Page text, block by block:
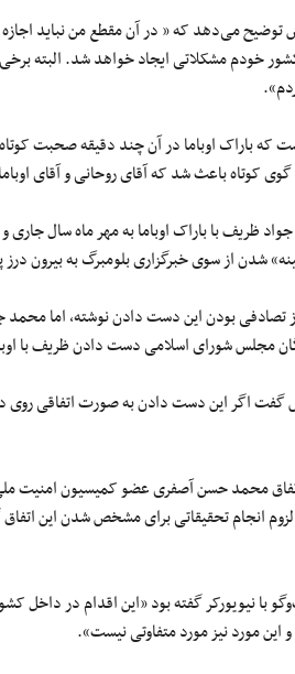
توضیح می‌دهد که «در آن مقطع من نباید
خودم مشکلاتی ایجاد خواهد شد. البته
که باراک اوباما در آن چند دقیقه صحبت
کوتاه باعث شد که آقای روحانی و آقای
ظریف با باراک اوباما به مهر ماه سال جاری
شدن از سوی خبرگزاری بلومبرگ به بیرون درز
از تصادفی بودن این دست دادن نوشته، اما
مجلس شورای اسلامی دست دادن ظریف با
گفت اگر این دست دادن به صورت اتفاقی روی
اتفاق محمد حسن آصفری عضو کمیسیون امنیت
انجام تحقیقاتی برای مشخص شدن این
با نیویورکر گفته بود «این اقدام در داخل
این مورد نیز مورد متفاوتی نیست».